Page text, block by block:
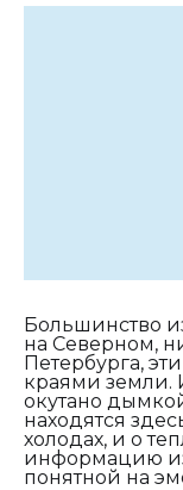
Большинство
на Северном,
Петербурга,
краями земли.
окутано
находятся
холодах, и о
информацию
понятной на